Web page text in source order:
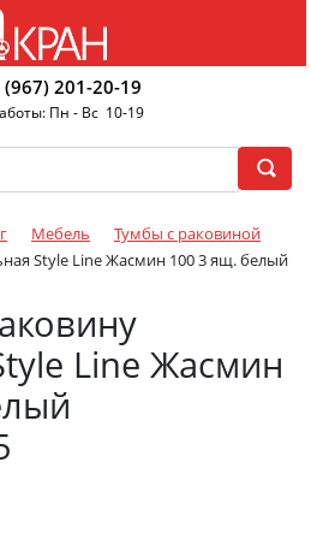
(967) 201-20-19
Пн - Вс 10-19
Мебель
Тумбы с раковиной
Style Line Жасмин 100 3 ящ. белый
Line Жасмин